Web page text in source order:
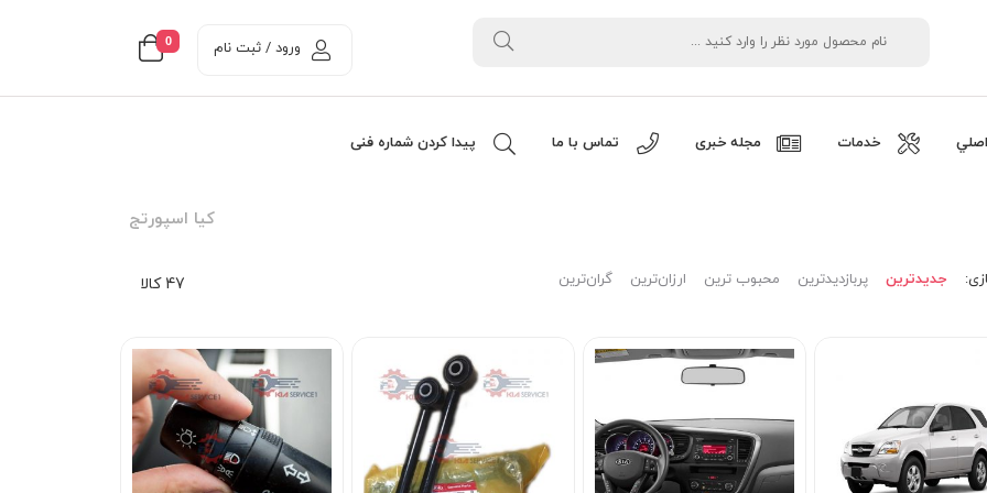
0 ورود / ثبت نام
خدمات مجله خبری تماس با ما پیدا کردن شماره فنی
کيا اسپورتج
47 کالا جدیدترین پربازدیدترین محبوب ترین ارزان‌ترین گران‌ترین